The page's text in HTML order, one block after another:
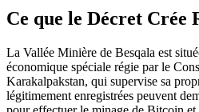
Ce que le Décret Crée
La Vallée Minière de Besqala est
économique spéciale régie par le
Karakalpakstan, qui supervise sa
légitimement enregistrées peuvent